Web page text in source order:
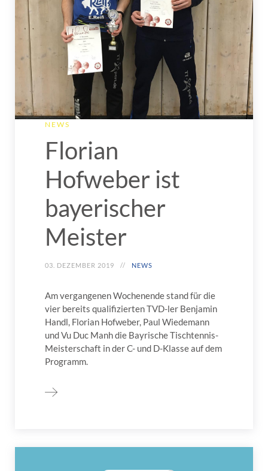
NEWS
Florian
Hofweber ist
bayerischer
Meister
03. DEZEMBER 2019 NEWS
Am vergangenen Wochenende stand für die
vier bereits qualifizierten TVD-ler Benjamin
Handl, Florian Hofweber, Paul Wiedemann
und Vu Duc Manh die Bayrische Tischtennis-
Meisterschaft in der C- und D-Klasse auf dem
Programm.